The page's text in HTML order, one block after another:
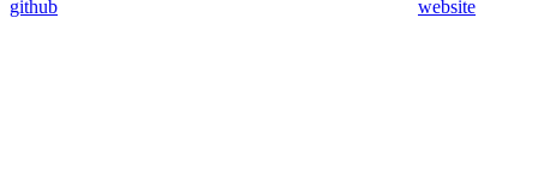
github website